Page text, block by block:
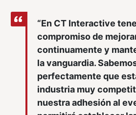
“En CT Interactive
compromiso de
continuamente y
la vanguardia.
perfectamente que
industria muy
nuestra adhesión al